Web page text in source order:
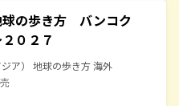
の歩き方 バンコク
０２７
ア） 地球の歩き方 海外